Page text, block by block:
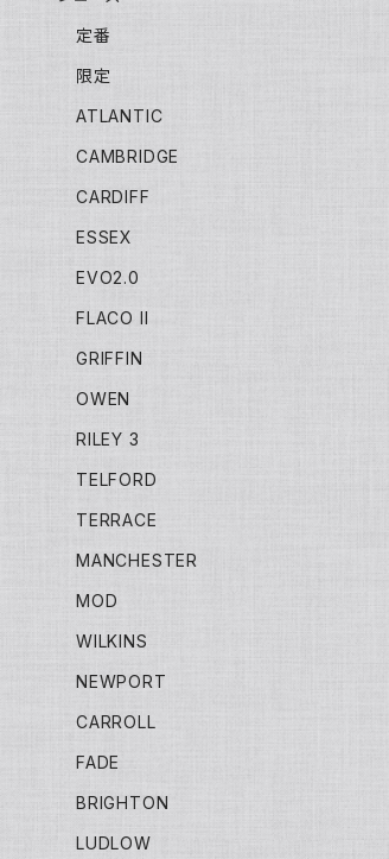
定番
限定
ATLANTIC
CAMBRIDGE
CARDIFF
ESSEX
EVO2.0
FLACO II
GRIFFIN
OWEN
RILEY 3
TELFORD
TERRACE
MANCHESTER
MOD
WILKINS
NEWPORT
CARROLL
FADE
BRIGHTON
LUDLOW